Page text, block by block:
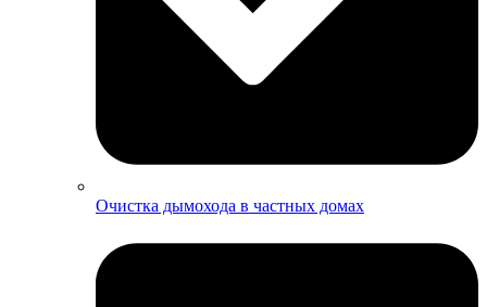
Очистка дымохода в частных домах